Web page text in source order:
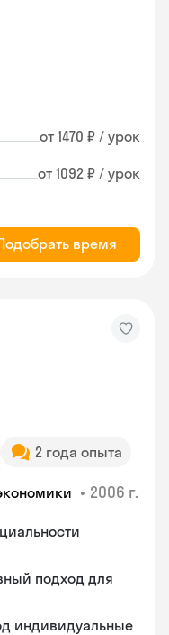
от 1470 ₽ / урок
от 1092 ₽ / урок
время
2 года опыта
• 2006 г.
подход для
индивидуальные